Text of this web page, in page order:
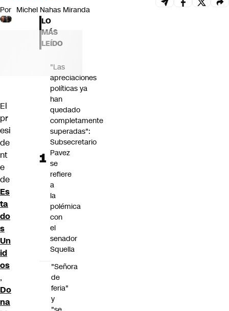
Por Michel Nahas Miranda
El
pr
esi
de
nt
e
de
Es
ta
do
s
Un
id
os
,
Do
na
LO
MÁS
LEÍDO
"Las
apreciaciones
políticas ya
han
quedado
completamente
superadas":
Subsecretario
Pavez
se
refiere
a
la
polémica
con
el
senador
Squella
"Señora
de
feria"
y